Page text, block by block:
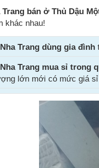
Trang bán ở Thủ Dậu
khác nhau!
Trang dùng gia đình
Trang mua sỉ trong
lớn mới có mức giá sỉ